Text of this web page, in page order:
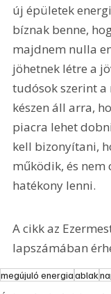
új épületek
bíznak benne,
majdnem nulla
jöhetnek létre a
tudósok szerint
készen áll arra,
piacra lehet
kell bizonyítani,
működik, és
hatékony lenni.
A cikk az
lapszámában
megújuló energiaablak